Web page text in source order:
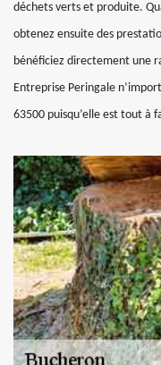
déchets verts et produite.
obtenez ensuite des
bénéficiez directement une
Entreprise Peringale
63500 puisqu’elle est tout à